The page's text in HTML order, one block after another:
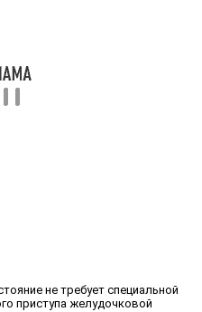
не требует специальной
приступа желудочковой